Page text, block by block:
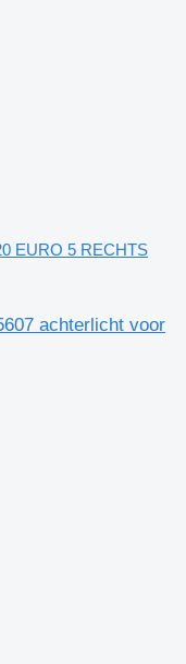
EURO 5 RECHTS
achterlicht voor